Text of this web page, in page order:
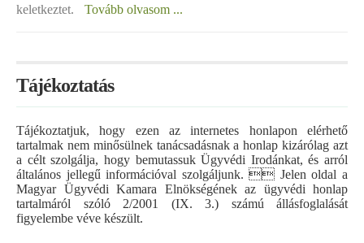
keletkeztet.
Tovább olvasom ...
Tájékoztatás
Tájékoztatjuk, hogy ezen az internetes honlapon elérhető
tartalmak nem minősülnek tanácsadásnak a honlap kizárólag azt
a célt szolgálja, hogy bemutassuk Ügyvédi Irodánkat, és arról
általános jellegű információval szolgáljunk.  Jelen oldal a
Magyar Ügyvédi Kamara Elnökségének az ügyvédi honlap
tartalmáról szóló 2/2001 (IX. 3.) számú állásfoglalását
figyelembe véve készült.